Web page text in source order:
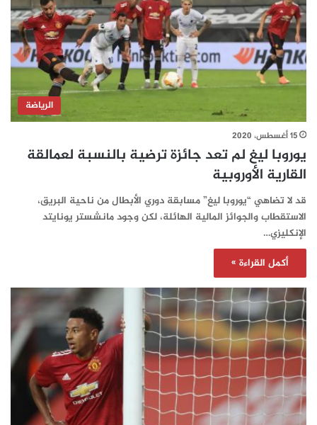
الرياضة
15 أغسطس، 2020
يوروبا ليغ لم تعد جائزة ترضية بالنسبة لعمالقة
القارية الأوروبية
قد لا تضاهي “يوروبا ليغ” مسابقة دوري الأبطال من ناحية البريق،
الاستقطاب والجوائز المالية الهائلة، لكن وجود مانشستر يونايتد
الإنكليزي…
أكمل القراءة »